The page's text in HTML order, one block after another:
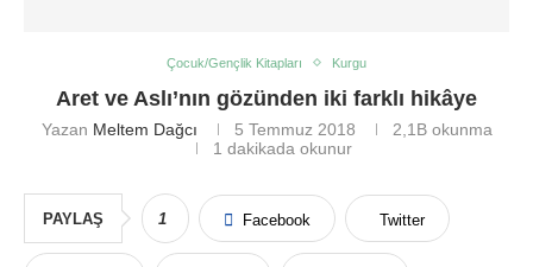
Çocuk/Gençlik Kitapları Kurgu
Aret ve Aslı’nın gözünden iki farklı hikâye
Yazan Meltem Dağcı 5 Temmuz 2018 2,1Bokunma
1 dakikada okunur
PAYLAŞ 1 Facebook Twitter